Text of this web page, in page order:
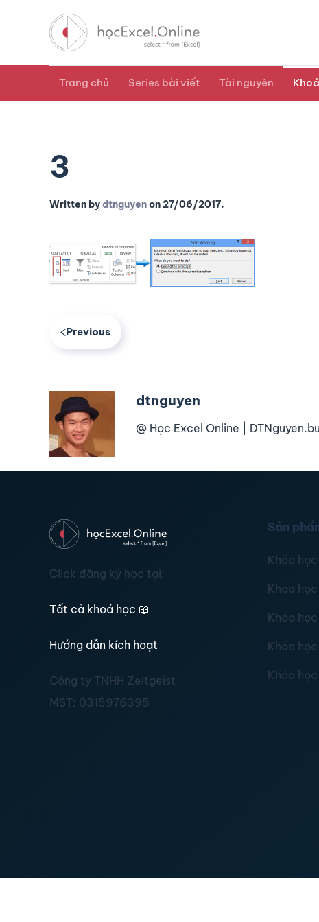
Trang chủ Series bài viết Tài nguyên
3
Written bydtnguyenon27/06/2017.
Previous
dtnguyen
@ Học Excel Online |
Click đăng ký học tại:
Tất cả khoá học 📖
Hướng dẫn kích hoạt
Công ty TNHH Zeitgeist
MST: 0315976395
Sản
Khóa học
Khóa
Khóa
Khóa
Khóa